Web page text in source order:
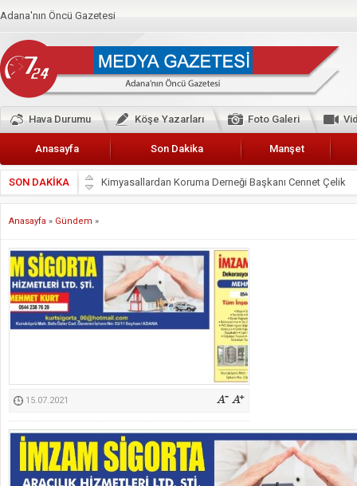
Adana'nın Öncü Gazetesi
Hava Durumu Köşe Yazarları Foto Galeri
Anasayfa Son Dakika Manşet
SON DAKİKA
Başkan Güler’den Başkan Karalar’a hizmet çağrısı
Lokantacılar ve Kebapçılar Esnaf Odası Başkanı Şefik
HDP İL BİNASININ ÖNÜNDE ANNELER TARİH
CEYHAN TİCARET ODASI
Hainler emellerine asla erişemeyecekler
BÖLGEMİZ ÇUKUROVA’DA 2019 YILI PAMUK
İyi Parti Yüreğir İlçe Başkanı Enis Akyürek
Kimyasallardan Koruma Derneği Başkanı Cennet Çelik
Anasayfa » Gündem »
15.07.2021